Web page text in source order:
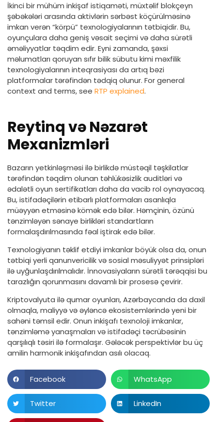
İkinci bir mühüm inkişaf istiqaməti, müxtəlif blokçeyn
şəbəkələri arasında aktivlərin sərbəst köçürülməsinə
imkan verən “körpü” texnologiyalarının tətbiqidir. Bu,
oyunçulara daha geniş vəsait seçimi və daha sürətli
əməliyyatlar təqdim edir. Eyni zamanda, şəxsi
məlumatları qoruyan sıfır bilik sübutu kimi məxfilik
texnologiyalarının inteqrasiyası da artıq bəzi
platformalar tərəfindən tədqiq olunur. For general
context and terms, see RTP explained.
Reytinq və Nəzarət
Mexanizmləri
Bazarın yetkinləşməsi ilə birlikdə müstəqil təşkilatlar
tərəfindən təqdim olunan təhlükəsizlik auditləri və
ədalətli oyun sertifikatları daha da vacib rol oynayacaq.
Bu, istifadəçilərin etibarlı platformaları asanlıqla
müəyyən etməsinə kömək edə bilər. Həmçinin, özünü
tənzimləyən sənaye birlikləri standartların
formalaşdırılmasında fəal iştirak edə bilər.
Texnologiyanın təklif etdiyi imkanlar böyük olsa da, onun
tətbiqi yerli qanunvericilik və sosial məsuliyyət prinsipləri
ilə uyğunlaşdırılmalıdır. İnnovasiyaların sürətli tərəqqisi bu
tarazlığın qorunmasını davamlı bir prosesə çevirir.
Kriptovalyuta ilə qumar oyunları, Azərbaycanda da daxil
olmaqla, maliyyə və əyləncə ekosistemlərində yeni bir
sahəni təmsil edir. Onun inkişafı texnoloji imkanlar,
tənzimləmə yanaşmaları və istifadəçi təcrübəsinin
qarşılıqlı təsiri ilə formalaşır. Gələcək perspektivlər bu üç
amilin harmonik inkişafından asılı olacaq.
Facebook WhatsApp
Twitter LinkedIn